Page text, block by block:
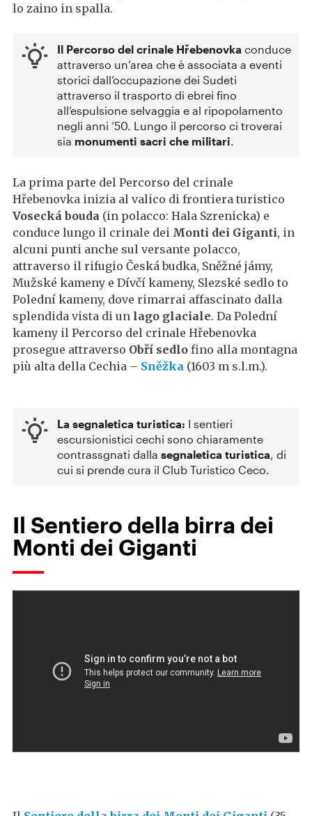
lo zaino in spalla.
Il Percorso del crinale Hřebenovka conduce
attraverso un’area che è associata a eventi
storici dall’occupazione dei Sudeti
attraverso il trasporto di ebrei fino
all’espulsione selvaggia e al ripopolamento
negli anni ’50. Lungo il percorso ci troverai
sia monumenti sacri che militari.
La prima parte del Percorso del crinale
Hřebenovka inizia al valico di frontiera turistico
Vosecká bouda (in polacco: Hala Szrenicka) e
conduce lungo il crinale dei Monti dei Giganti, in
alcuni punti anche sul versante polacco,
attraverso il rifugio Česká budka, Sněžné jámy,
Mužské kameny e Dívčí kameny, Slezské sedlo to
Polední kameny, dove rimarrai affascinato dalla
splendida vista di un lago glaciale. Da Polední
kameny il Percorso del crinale Hřebenovka
prosegue attraverso Obří sedlo fino alla montagna
più alta della Cechia – Sněžka (1603 m s.l.m.).
La segnaletica turistica: I sentieri
escursionistici cechi sono chiaramente
contrassgnati dalla segnaletica turistica, di
cui si prende cura il Club Turistico Ceco.
Il Sentiero della birra dei
Monti dei Giganti